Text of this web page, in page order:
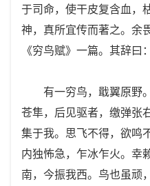
于司命，使干皮复含血，
神，真所宜传而著之。余
《穷鸟赋》一篇。其辞曰：
有一穷鸟，戢翼原野
苍隼，后见驱者，缴弹张
集于我。思飞不得，欲鸣
内独怖急，乍冰乍火。幸
南，今振我西。鸟也虽顽